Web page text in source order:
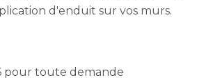
d'enduit sur vos murs.
pour toute demande